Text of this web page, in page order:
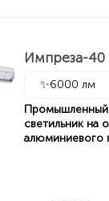
АКСЕССУАРЫ
Импреза-40
✨6000 лм
светильник на
алюминиевого